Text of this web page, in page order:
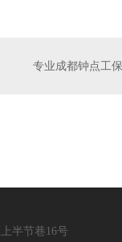
专业成都钟点工
半节巷16号